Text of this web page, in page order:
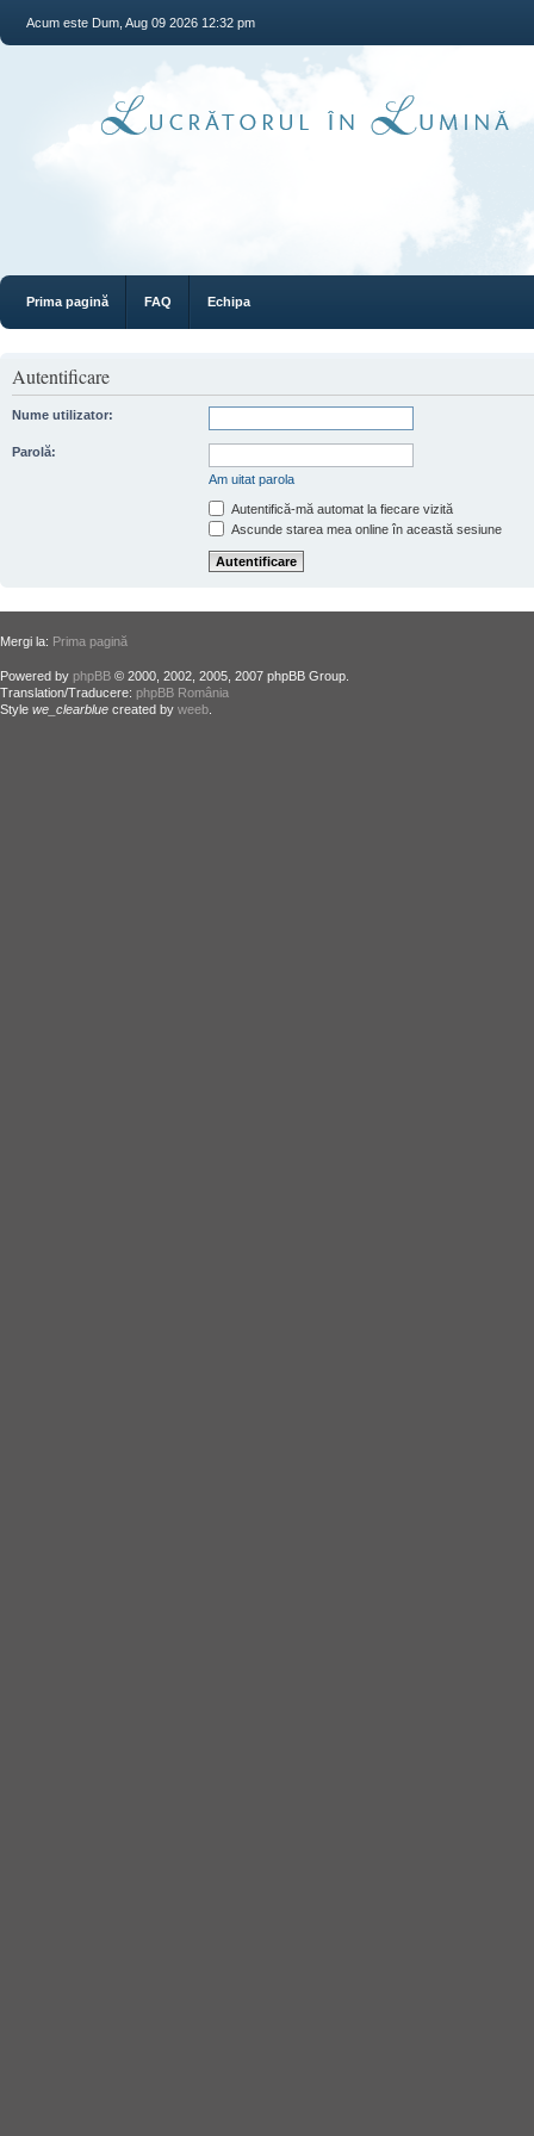
Acum este Dum, Aug 09 2026 12:32 pm
Prima pagină FAQ Echipa
Autentificare
Nume utilizator:
Parolă:
Am uitat parola
Autentifică-mă automat la fiecare vizită
Ascunde starea mea online în această sesiune
Mergi la: Prima pagină
Powered by phpBB © 2000, 2002, 2005, 2007 phpBB Group.
Translation/Traducere: phpBB România
Style we_clearblue created by weeb